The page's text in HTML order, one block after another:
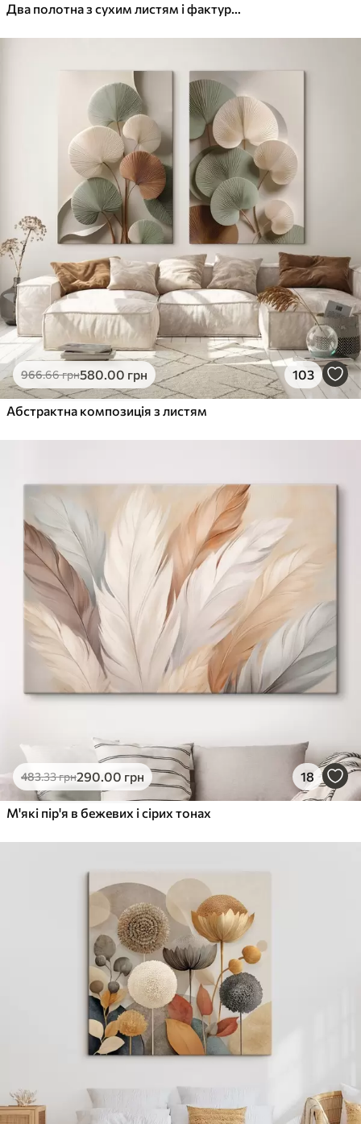
Два полотна з сухим листям і фактурними фігурами
966.66грн580.00 грн 103
Абстрактна композиція з листям
483.33грн290.00 грн 18
М'які пір'я в бежевих і сірих тонах